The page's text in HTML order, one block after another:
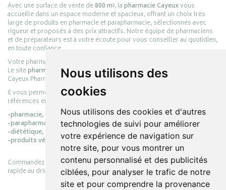
Nous utilisons des
cookies
Nous utilisons des cookies et d'autres
technologies de suivi pour améliorer
votre expérience de navigation sur
notre site, pour vous montrer un
contenu personnalisé et des publicités
ciblées, pour analyser le trafic de notre
site et pour comprendre la provenance
Avec une surface de vente de800 m², lapharmacie Cayeuxvous
accueille dans un espace moderne et spacieux, offrant un choix très
large de produits en pharmacie et parapharmacie, sélectionnés avec
rigueur et proposés à des prix attractifs. Notre équipe de pharmaciens
et de préparateurs est à votre écoute pour vous conseiller au quotidien,
en toute confiance.
Votre pharmacie en ligne :
Le sitepharmacie-cayeux.frest le prolongement digital de la pharmacie
Cayeux Pharmabest Berck-sur-Mer – Rang-du-Fliers.
Il vous permet de réaliser vos achats en ligne parmi des milliers de
références en :
-pharmacie,
-parapharmacie,
-diététique,
-produits vétérinaires.
Commandez simplement vos produits en ligne et choisissez le retrait
rapide au drive ou la livraison à domicile, en toute simplicité.